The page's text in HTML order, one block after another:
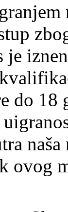
je
do
ovog